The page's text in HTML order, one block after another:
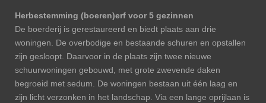
Herbestemming (boeren)erf voor 5 gezinnen
De boerderij is gerestaureerd en biedt plaats aan drie
woningen. De overbodige en bestaande schuren en opstallen
zijn gesloopt. Daarvoor in de plaats zijn twee nieuwe
schuurwoningen gebouwd, met grote zwevende daken
begroeid met sedum. De woningen bestaan uit één laag en
zijn licht verzonken in het landschap. Via een lange oprijlaan is